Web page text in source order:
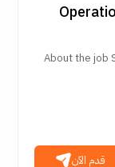
About the job
قدم الآن